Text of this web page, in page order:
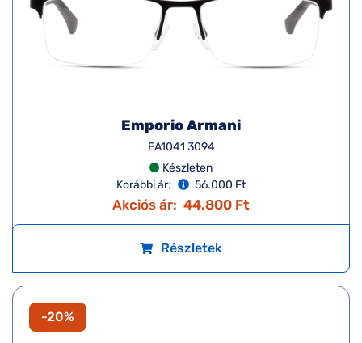
Emporio Armani
EA1041 3094
Készleten
Korábbi ár:
56.000 Ft
Akciós ár: 44.800 Ft
Részletek
-20%